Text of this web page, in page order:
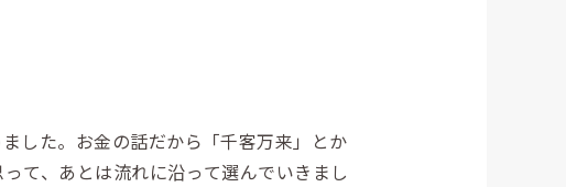
した。お金の話だから「千客万来」とか
て、あとは流れに沿って選んでいきまし